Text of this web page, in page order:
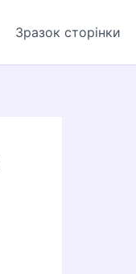
Зразок сторінки